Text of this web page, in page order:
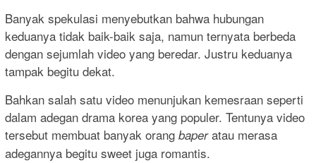
Banyak spekulasi menyebutkan bahwa hubungan
keduanya tidak baik-baik saja, namun ternyata berbeda
dengan sejumlah video yang beredar. Justru keduanya
tampak begitu dekat.
Bahkan salah satu video menunjukan kemesraan seperti
dalam adegan drama korea yang populer. Tentunya video
tersebut membuat banyak orang baperatau merasa
adegannya begitu sweet juga romantis.